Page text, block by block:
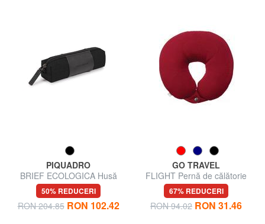
PIQUADRO
BRIEF ECOLOGICA Husă
pentru stilou
50% REDUCERI
RON 204.85 RON 102.42
GO TRAVEL
FLIGHT Pernă de călătorie
67% REDUCERI
RON 94.02 RON 31.46